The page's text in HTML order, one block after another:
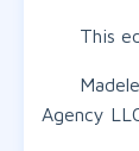
This
Agency